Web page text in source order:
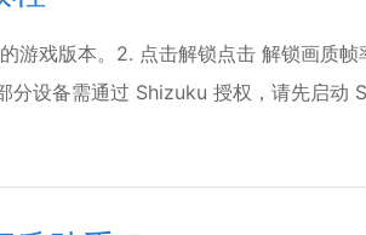
游戏版本。2. 点击解锁点击 解锁画质
设备需通过 Shizuku 授权，请先启